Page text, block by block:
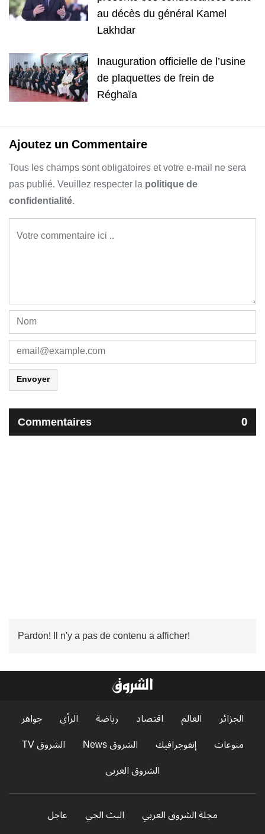
au décès du général Kamel
Lakhdar
Inauguration officielle de l’usine
de plaquettes de frein de
Réghaïa
Ajoutez un Commentaire
Tous les champs sont obligatoires et votre e-mail ne sera
pas publié. Veuillez respecter lapolitique de
confidentialité.
Envoyer
Commentaires 0
Pardon! Il n'y a pas de contenu a afficher!
الجزائر العالم اقتصاد رياضة الرأي
جواهر
منوعات
إنفوجرافيك الشروق News
الشروق TV
الشروق العربي
مجلة الشروق العربي البث الحي
عاجل